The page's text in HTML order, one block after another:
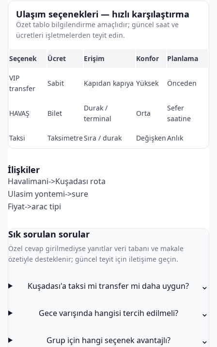
Ulaşım seçenekleri — hızlı karşılaştırma
Özet tablo bilgilendirme amaçlıdır; güncel saat ve
ücretleri işletmelerden teyit edin.
Seçenek Ücret Erişim Konfor Planlama
VIP
transfer
Sabit Kapıdan kapıya Yüksek Önceden
HAVAŞ Bilet
Durak /
terminal
Orta
Sefer
saatine
Taksi TaksimetreSıra / durak DeğişkenAnlık
İlişkiler
Havalimani->Kuşadası rota
Ulasim yontemi->sure
Fiyat->arac tipi
Sık sorulan sorular
Özel cevap girilmediyse yanıtlar veri tabanı ve makale
özetiyle desteklenir; güncel teyit için iletişime geçin.
Kuşadası'a taksi mi transfer mi daha uygun? ⌄
Gece varışında hangisi tercih edilmeli? ⌄
Grup için hangi seçenek avantajlı? ⌄